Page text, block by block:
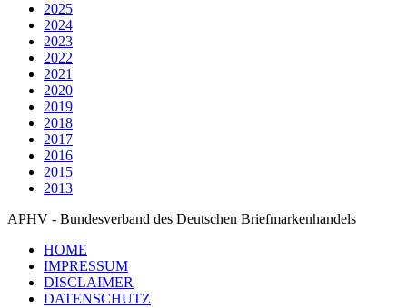
2025
2024
2023
2022
2021
2020
2019
2018
2017
2016
2015
2013
APHV - Bundesverband des Deutschen Briefmarkenhandels
HOME
IMPRESSUM
DISCLAIMER
DATENSCHUTZ